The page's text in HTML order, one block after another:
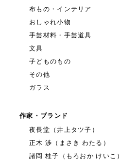
布もの・インテリア
おしゃれ小物
手芸材料・手芸道具
文具
子どものもの
その他
ガラス
作家・ブランド
夜長堂（井上タツ子）
正木 渉（まさき わたる）
諸岡 桂子（もろおか けいこ）